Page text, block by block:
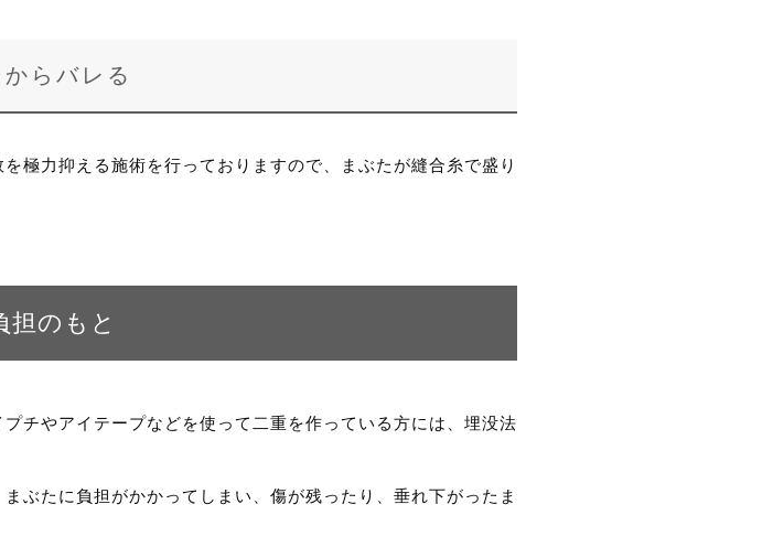
らバレる
極力抑える施術を行っておりますので、まぶたが縫合糸で盛り
のもと
チやアイテープなどを使って二重を作っている方には、埋没法
ぶたに負担がかかってしまい、傷が残ったり、垂れ下がったま